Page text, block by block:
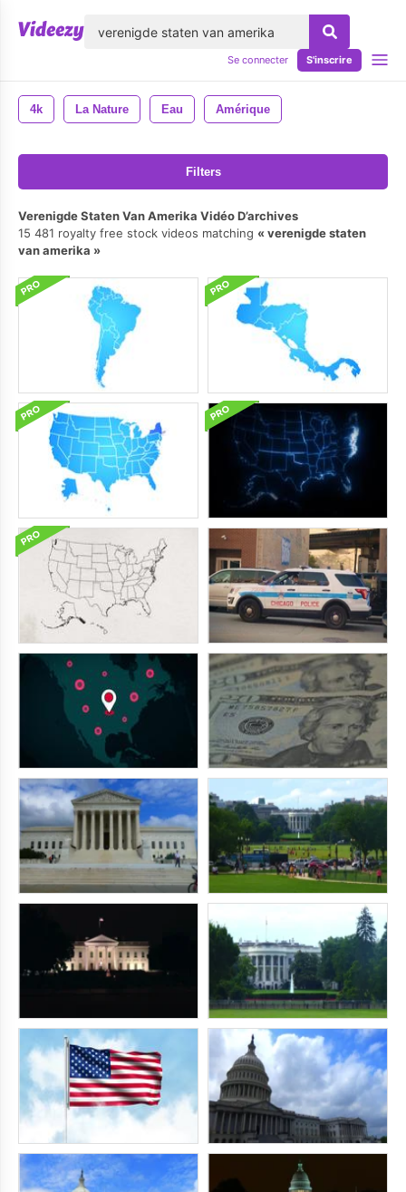
Se connecter S'inscrire
4k La Nature Eau Amérique
Filters
Verenigde Staten Van Amerika Vidéo D’archives
15 481 royalty free stock videos matching
verenigde staten
van amerika